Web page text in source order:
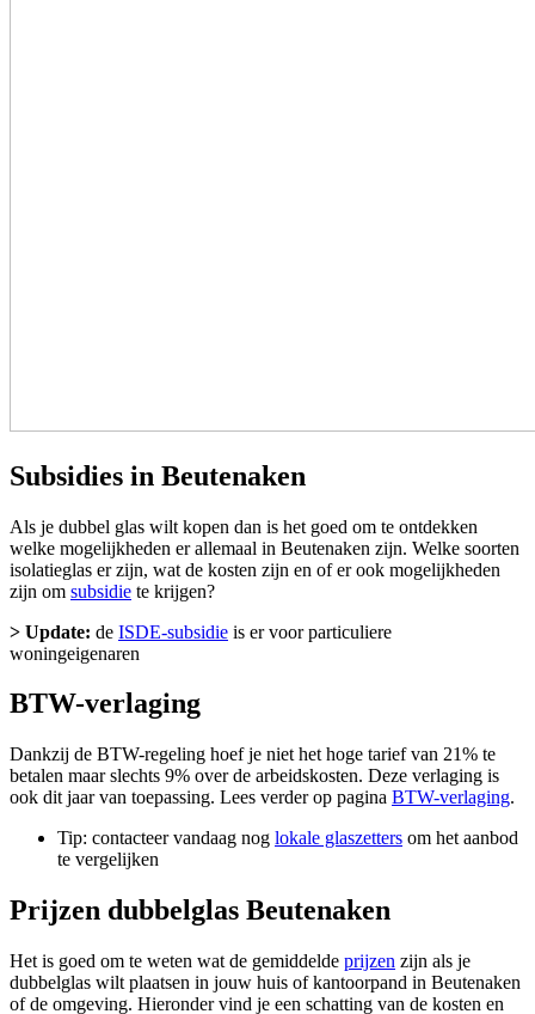
Subsidies in Beutenaken
Als je dubbel glas wilt kopen dan is het goed om te ontdekken
welke mogelijkheden er allemaal in Beutenaken zijn. Welke soorten
isolatieglas er zijn, wat de kosten zijn en of er ook mogelijkheden
zijn om subsidie te krijgen?
> Update: de ISDE-subsidie is er voor particuliere
woningeigenaren
BTW-verlaging
Dankzij de BTW-regeling hoef je niet het hoge tarief van 21% te
betalen maar slechts 9% over de arbeidskosten. Deze verlaging is
ook dit jaar van toepassing. Lees verder op pagina BTW-verlaging.
Tip: contacteer vandaag nog lokale glaszetters om het aanbod
te vergelijken
Prijzen dubbelglas Beutenaken
Het is goed om te weten wat de gemiddelde prijzen zijn als je
dubbelglas wilt plaatsen in jouw huis of kantoorpand in Beutenaken
of de omgeving. Hieronder vind je een schatting van de kosten en